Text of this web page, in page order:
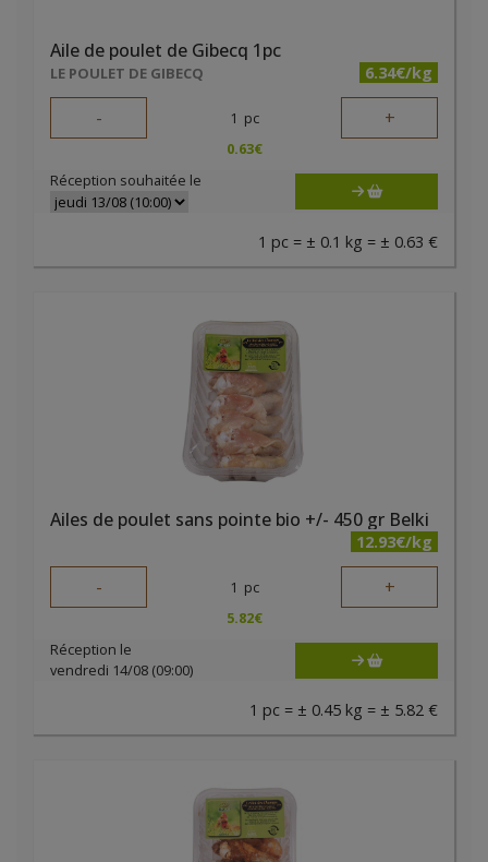
Aile de poulet de Gibecq 1pc
LE POULET DE GIBECQ 6.34€/kg
- 1 pc +
0.63€
Réception souhaitée le
1 pc = ± 0.1 kg = ± 0.63 €
Ailes de poulet sans pointe bio +/- 450 gr Belki
12.93€/kg
- 1 pc +
5.82€
Réception le
vendredi 14/08 (09:00)
1 pc = ± 0.45 kg = ± 5.82 €